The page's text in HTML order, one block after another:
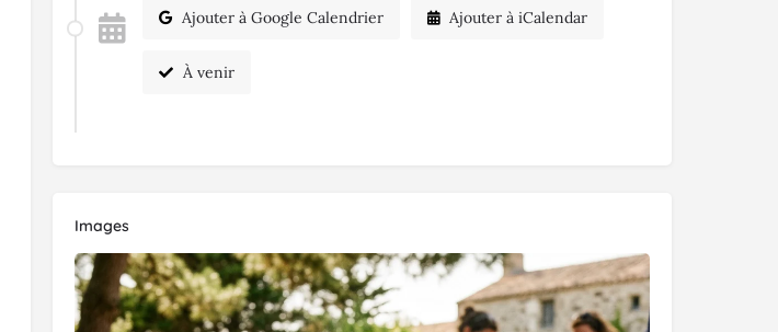
Ajouter à Google Calendrier Ajouter à iCalendar
À venir
Images